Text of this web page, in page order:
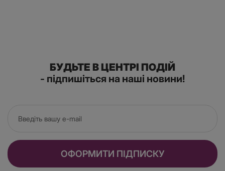
БУДЬТЕ В ЦЕНТРІ ПОДІЙ
- підпишіться на наші новини!
ОФОРМИТИ ПІДПИСКУ